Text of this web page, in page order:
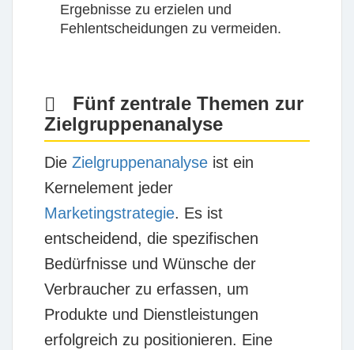
Ergebnisse zu erzielen und
Fehlentscheidungen zu vermeiden.
Fünf zentrale Themen zur
Zielgruppenanalyse
Die Zielgruppenanalyse ist ein
Kernelement jeder
Marketingstrategie. Es ist
entscheidend, die spezifischen
Bedürfnisse und Wünsche der
Verbraucher zu erfassen, um
Produkte und Dienstleistungen
erfolgreich zu positionieren. Eine